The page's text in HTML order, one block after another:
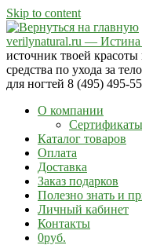
Skip to content
verilynatural.ru — Истина
источник твоей красоты
средства по ухода за
для ногтей 8 (495) 495-
О компании
Сертификаты
Каталог товаров
Оплата
Доставка
Заказ подарков
Полезно знать и
Личный кабинет
Контакты
0руб.